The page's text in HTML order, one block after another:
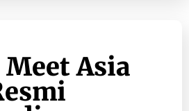
Asia